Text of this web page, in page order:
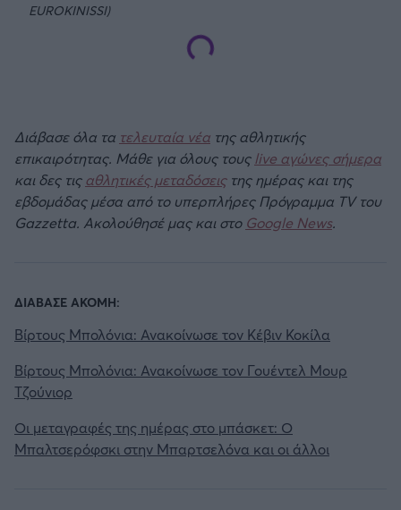
EUROKINISSI)
Διάβασε όλα τα τελευταία νέα της αθλητικής
επικαιρότητας. Μάθε για όλους τους live αγώνες σήμερα
και δες τιςαθλητικές μεταδόσειςτης ημέρας και της
εβδομάδας μέσα από το υπερπλήρες Πρόγραμμα TV του
Gazzetta. Ακολούθησέ μας και στο Google News.
ΔΙΑΒΑΣΕ ΑΚΟΜΗ:
Βίρτους Μπολόνια: Ανακοίνωσε τον Κέβιν Κοκίλα
Βίρτους Μπολόνια: Ανακοίνωσε τον Γουέντελ Μουρ
Τζούνιορ
Οι μεταγραφές της ημέρας στο μπάσκετ: Ο
Μπαλτσερόφσκι στην Μπαρτσελόνα και οι άλλοι